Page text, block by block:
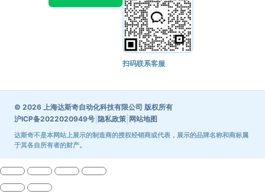
扫码联系客服
© 2026 上海达斯奇自动化科技有限公司 版权所有
沪ICP备2022020949号 隐私政策 网站地图
达斯奇不是本网站上展示的制造商的授权经销商或代表，展示的品牌名称和商标属
于其各自所有者的财产。